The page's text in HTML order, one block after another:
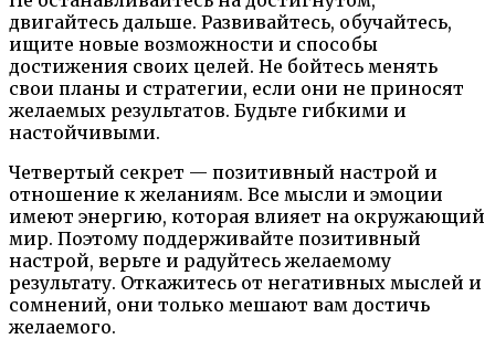
двигайтесь дальше. Развивайтесь, обучайтесь,
ищите новые возможности и способы
достижения своих целей. Не бойтесь менять
свои планы и стратегии, если они не приносят
желаемых результатов. Будьте гибкими и
настойчивыми.
Четвертый секрет — позитивный настрой и
отношение к желаниям. Все мысли и эмоции
имеют энергию, которая влияет на окружающий
мир. Поэтому поддерживайте позитивный
настрой, верьте и радуйтесь желаемому
результату. Откажитесь от негативных мыслей и
сомнений, они только мешают вам достичь
желаемого.